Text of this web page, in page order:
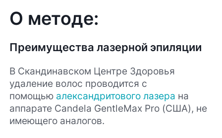
О методе:
Преимущества лазерной эпиляции
В Скандинавском Центре Здоровья
удаление волос проводится с
помощью александритового лазера на
аппарате Candela GentleMax Pro (США), не
имеющего аналогов.